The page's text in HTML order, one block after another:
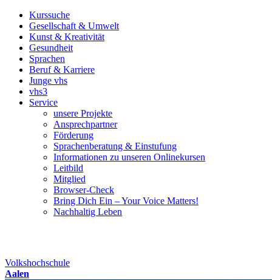
Kurssuche
Gesellschaft & Umwelt
Kunst & Kreativität
Gesundheit
Sprachen
Beruf & Karriere
Junge vhs
vhs3
Service
unsere Projekte
Ansprechpartner
Förderung
Sprachenberatung & Einstufung
Informationen zu unseren Onlinekursen
Leitbild
Mitglied
Browser-Check
Bring Dich Ein – Your Voice Matters!
Nachhaltig Leben
Volkshochschule
Aalen